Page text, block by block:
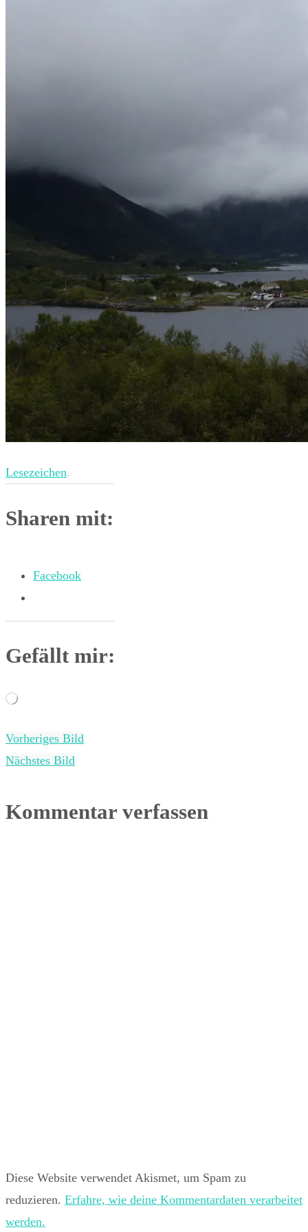
Lesezeichen.
Sharen mit:
Facebook
Gefällt mir:
Wird
Vorheriges Bild
Nächstes Bild
Kommentar verfassen
Diese Website verwendet Akismet, um Spam zu
reduzieren. Erfahre, wie deine Kommentardaten verarbeitet
werden.